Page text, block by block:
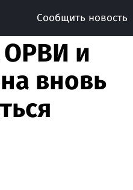
Сообщить новость
ОРВИ и
вновь